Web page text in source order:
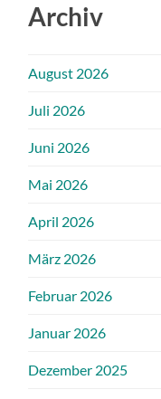
Archiv
August 2026
Juli 2026
Juni 2026
Mai 2026
April 2026
März 2026
Februar 2026
Januar 2026
Dezember 2025